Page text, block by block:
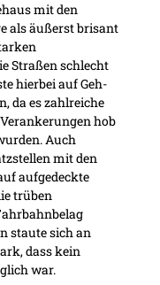
mit den
als äußerst brisant
Straßen schlecht
hierbei auf Geh-
da es zahlreiche
hob
Auch
mit den
aufgedeckte
trüben
staute sich an
dass kein
war.